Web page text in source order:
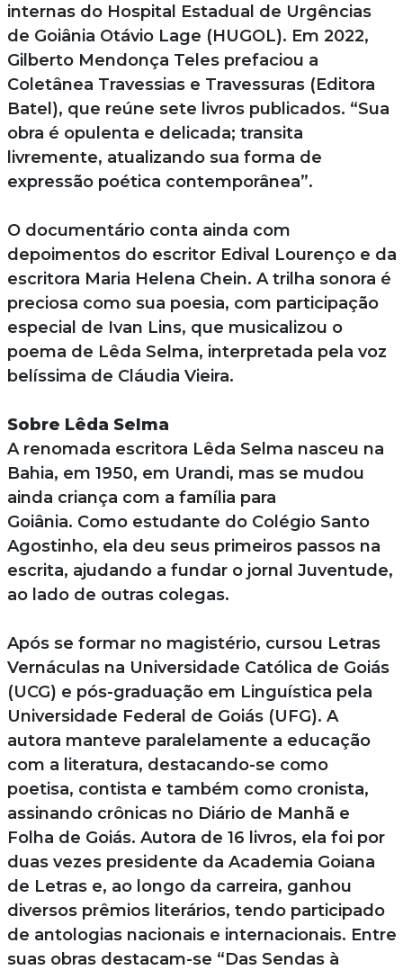
internas do Hospital Estadual de Urgências
de Goiânia Otávio Lage (HUGOL). Em 2022,
Gilberto Mendonça Teles prefaciou a
Coletânea Travessias e Travessuras (Editora
Batel), que reúne sete livros publicados. “Sua
obra é opulenta e delicada; transita
livremente, atualizando sua forma de
expressão poética contemporânea”.
O documentário conta ainda com
depoimentos do escritor Edival Lourenço e da
escritora Maria Helena Chein. A trilha sonora é
preciosa como sua poesia, com participação
especial de Ivan Lins, que musicalizou o
poema de Lêda Selma, interpretada pela voz
belíssima de Cláudia Vieira.
Sobre Lêda Selma
A renomada escritora Lêda Selma nasceu na
Bahia, em 1950, em Urandi, mas se mudou
ainda criança com a família para
Goiânia. Como estudante do Colégio Santo
Agostinho, ela deu seus primeiros passos na
escrita, ajudando a fundar o jornal Juventude,
ao lado de outras colegas.
Após se formar no magistério, cursou Letras
Vernáculas na Universidade Católica de Goiás
(UCG) e pós-graduação em Linguística pela
Universidade Federal de Goiás (UFG). A
autora manteve paralelamente a educação
com a literatura, destacando-se como
poetisa, contista e também como cronista,
assinando crônicas no Diário de Manhã e
Folha de Goiás. Autora de 16 livros, ela foi por
duas vezes presidente da Academia Goiana
de Letras e, ao longo da carreira, ganhou
diversos prêmios literários, tendo participado
de antologias nacionais e internacionais. Entre
suas obras destacam-se “Das Sendas à